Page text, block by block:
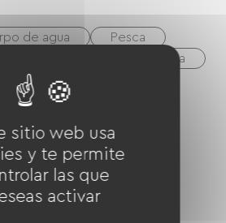
de agua
Pesca
Esquí de pista
Estación termal
sitio web usa
y te permite
las que
activar